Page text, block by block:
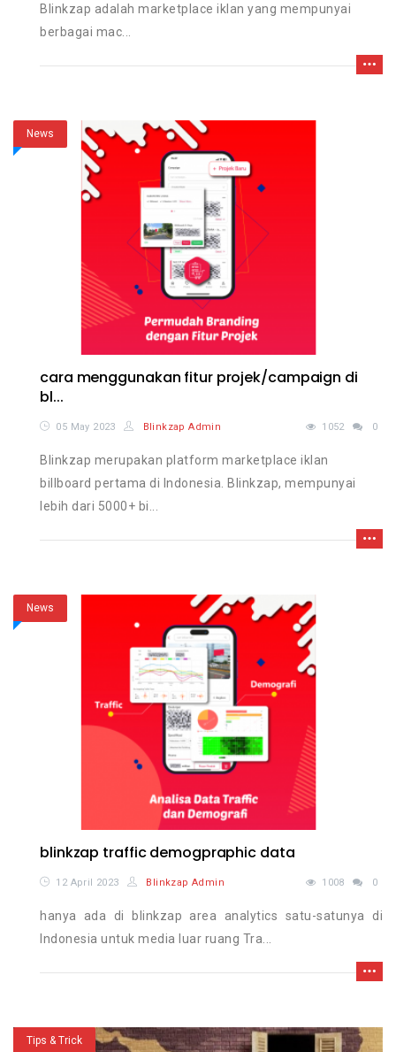
Blinkzap adalah marketplace iklan yang mempunyai
berbagai mac...
News
cara menggunakan fitur projek/campaign di
bl...
05 May 2023 Blinkzap Admin 1052 0
Blinkzap merupakan platform marketplace iklan
billboard pertama di Indonesia. Blinkzap, mempunyai
lebih dari 5000+ bi...
News
blinkzap traffic demogpraphic data
12 April 2023 Blinkzap Admin 1008 0
hanya ada di blinkzap area analytics satu-satunya di
Indonesia untuk media luar ruang Tra...
Tips & Trick